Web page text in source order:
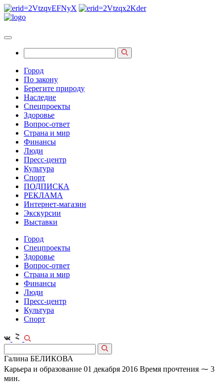
Город
По закону
Берегите природу
Наследие
Спецпроекты
Здоровье
Вопрос-ответ
Страна и мир
Финансы
Люди
Пресс-центр
Культура
Спорт
ПОДПИСКА
РЕКЛАМА
Интернет-магазин
Экскурсии
Выставки
Город
Спецпроекты
Здоровье
Вопрос-ответ
Страна и мир
Финансы
Люди
Пресс-центр
Культура
Спорт
Галина БЕЛИКОВА
Карьера и образование 01 декабря 2016 Время прочтения ⁓ 3
мин.